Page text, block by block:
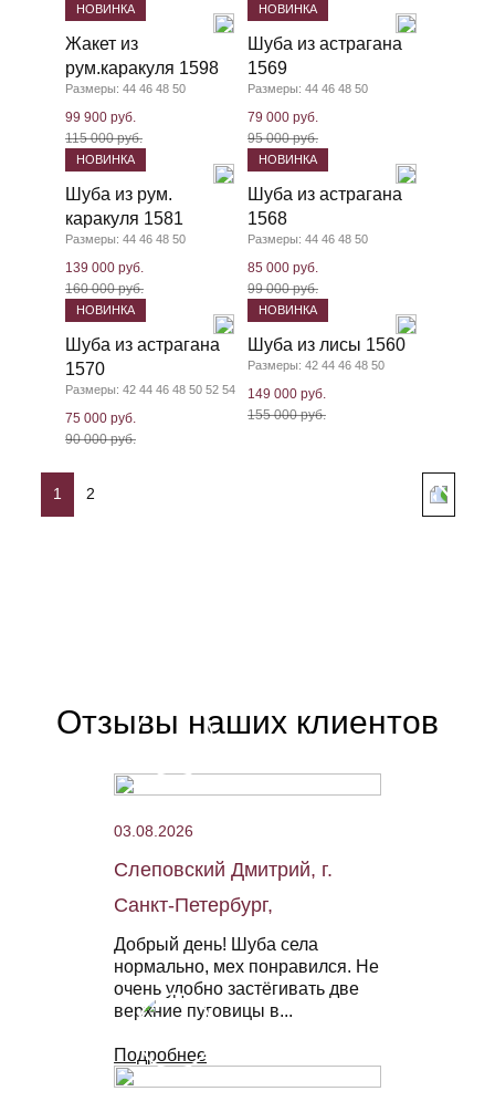
НОВИНКА
Жакет из
рум.каракуля 1598
Размеры: 44 46 48 50
99 900 руб.
115 000 руб.
НОВИНКА
Шуба из астрагана
1569
Размеры: 44 46 48 50
79 000 руб.
95 000 руб.
НОВИНКА
Шуба из рум.
каракуля 1581
Размеры: 44 46 48 50
139 000 руб.
160 000 руб.
НОВИНКА
Шуба из астрагана
1568
Размеры: 44 46 48 50
85 000 руб.
99 000 руб.
НОВИНКА
Шуба из астрагана
1570
Размеры: 42 44 46 48 50 52 54
75 000 руб.
90 000 руб.
НОВИНКА
Шуба из лисы 1560
Размеры: 42 44 46 48 50
149 000 руб.
155 000 руб.
1 2
Отзывы наших клиентов
03.08.2026
Слеповский Дмитрий, г.
Санкт-Петербург,
Добрый день! Шуба села
нормально, мех понравился. Не
очень удобно застёгивать две
верхние пуговицы в...
Подробнее